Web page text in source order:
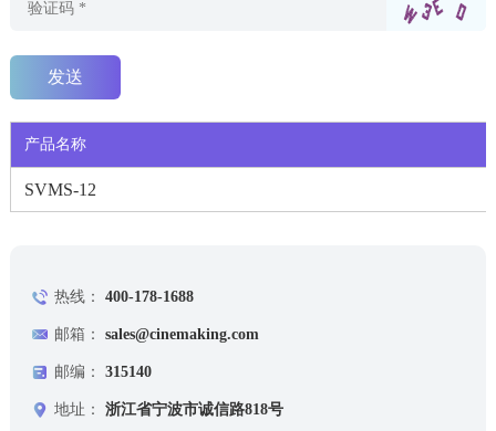
产品名称
SVMS-12
热线： 400-178-1688
邮箱： sales@cinemaking.com
邮编： 315140
地址： 浙江省宁波市诚信路818号